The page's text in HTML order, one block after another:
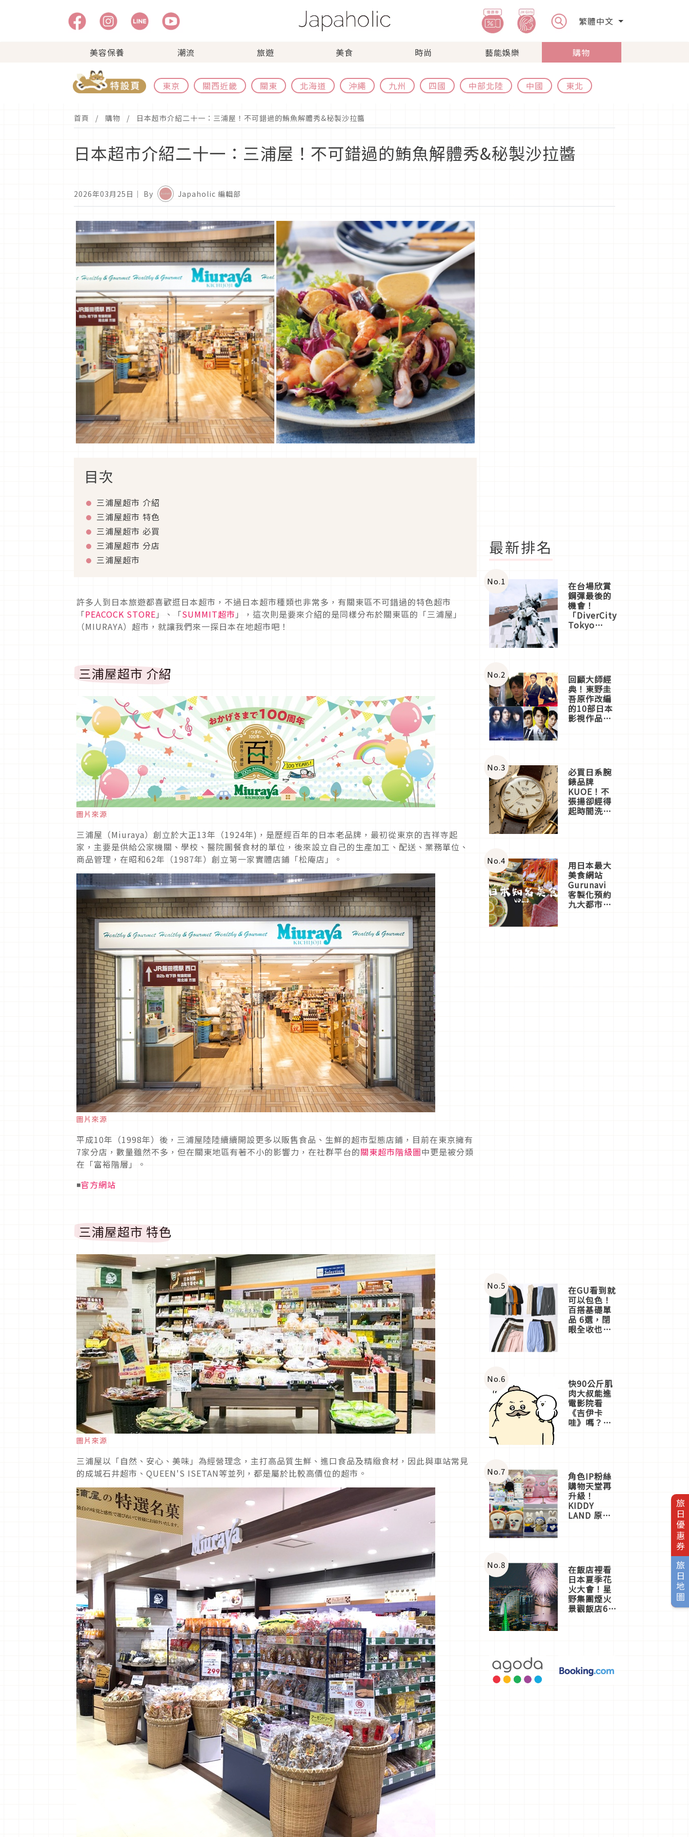
繁體中文
美容保養 潮流 旅遊 美食 時尚 藝能娛樂 購物
東京 關西近畿 關東 北海道 沖繩 九州 四國 中部北陸 中國 東北
旅日優惠券
旅日地圖
首頁 購物 日本超市介紹二十一：三浦屋！不可錯過的鮪魚解體秀&秘製沙拉醬
日本超市介紹二十一：三浦屋！不可錯過的鮪魚解體秀&秘製沙拉醬
2026年03月25日 ｜ By Japaholic 編輯部
目次
三浦屋超市 介紹
三浦屋超市 特色
三浦屋超市 必買
三浦屋超市 分店
三浦屋超市
許多人到日本旅遊都喜歡逛日本超市，不過日本超市種類也非常多，有關東區不可錯過的特色超市
「PEACOCK STORE 」、「SUMMIT超市 」，這次則是要來介紹的是同樣分布於關東區的「三浦屋」
（MIURAYA）超市，就讓我們來一探日本在地超市吧！
三浦屋超市 介紹
圖片來源
三浦屋（Miuraya）創立於大正13年（1924年)，是歷經百年的日本老品牌，最初從東京的吉祥寺起
家，主要是供給公家機關、學校、醫院團餐食材的單位，後來設立自己的生產加工、配送、業務單位、
商品管理，在昭和62年（1987年）創立第一家實體店鋪「松庵店」。
圖片來源
平成10年（1998年）後，三浦屋陸陸續續開設更多以販售食品、生鮮的超市型態店鋪，目前在東京擁有
7家分店，數量雖然不多，但在關東地區有著不小的影響力，在社群平台的關東超市階級圖中更是被分類
在「富裕階層」。
◾官方網站
三浦屋超市 特色
圖片來源
三浦屋以「自然、安心、美味」為經營理念，主打高品質生鮮、進口食品及精緻食材，因此與車站常見
的成城石井超市、QUEEN'S ISETAN等並列，都是屬於比較高價位的超市。
最新排名
No.1 在台場欣賞
鋼彈最後的
機會！
「DiverCity
Tokyo
體驗
No.2 回顧大師經
典！東野圭
吾原作改編
的10部日本
影視作品推
No.3 必買日系腕
錶品牌
KUOE！不
張揚卻經得
起時間洗鍊
No.4 用日本最大
美食網站
Gurunavi
客製化預約
九大都市餐
No.5 在GU看到就
可以包色！
百搭基礎單
品 6選，閉
眼全收也不
No.6 快90公斤肌
肉大叔能進
電影院看
《吉伊卡
哇》嗎？日
一同給出了
答案
No.7 角色IP粉絲
購物天堂再
升級！
KIDDY
LAND 原宿
店3分即達
No.8 在飯店裡看
日本夏季花
火大會！星
野集團煙火
景觀飯店6